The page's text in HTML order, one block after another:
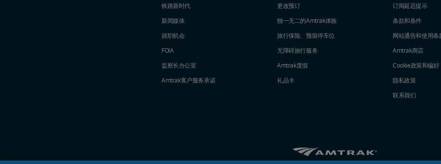
铁路新时代
新闻媒体
就职机会
FOIA
监察长办公室
Amtrak​​​​​​​客户服务承诺
更改预订
独一无二的Amtrak体验
旅行保险、预留停车位
无障碍旅行服务
Amtrak度假
礼品卡
订阅延迟提示
条款和条件
网站通告和使用条
Amtrak商店
Cookie政策和偏好
隐私政策
联系我们